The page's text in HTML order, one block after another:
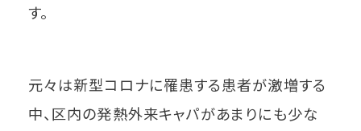
す。
元々は新型コロナに罹患する患者が激増する
中、区内の発熱外来キャパがあまりにも少な